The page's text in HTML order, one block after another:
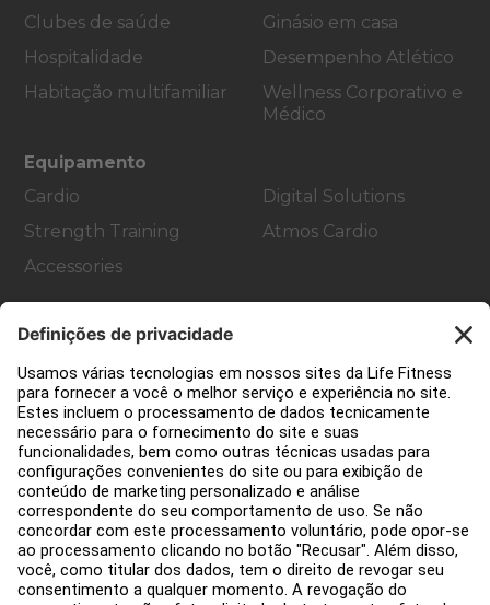
Clubes de saúde
Hospitalidade
Habitação multifamiliar
Ginásio em casa
Desempenho Atlético
Wellness Corporativo e
Médico
Equipamento
Cardio
Strength Training
Accessories
Digital Solutions
Atmos Cardio
Decoração de ginásios
Hub de Serviços
Centro de Educação
Sobre nós
Encontre um distribuidor
Encontre uma loja
Avisos legais